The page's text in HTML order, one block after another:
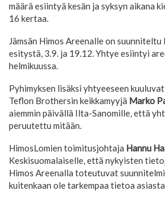
määrä esiintyä kesän ja syksyn aikana
16 kertaa.
Jämsän Himos Areenalle on
esitystä, 3.9. ja 19.12. Yhtye esiintyi
helmikuussa.
Pyhimyksen lisäksi yhtyeeseen kuuluvat
Teflon Brothersin keikkamyyjä Marko
aiemmin päivällä Ilta-Sanomille, että
peruutettu mitään.
HimosLomien toimitusjohtaja Hannu
Keskisuomalaiselle, että nykyisten
Himos Areenalla toteutuvat
kuitenkaan ole tarkempaa tietoa